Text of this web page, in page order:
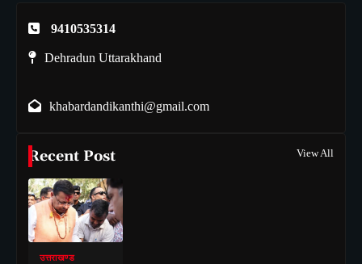
9410535314
Dehradun Uttarakhand
khabardandikanthi@gmail.com
Recent Post View All
उत्तराखण्ड